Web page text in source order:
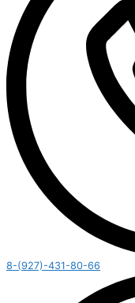
8-(927)-431-80-66